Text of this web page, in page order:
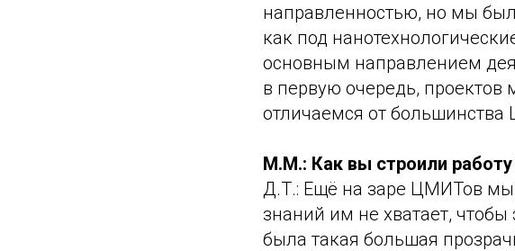
направленностью, но мы
как под
основным направлением
в первую очередь,
отличаемся от
М.М.: Как вы строили
Д.Т.: Ещё на заре ЦМИТов мы
знаний им не хватает,
была такая большая